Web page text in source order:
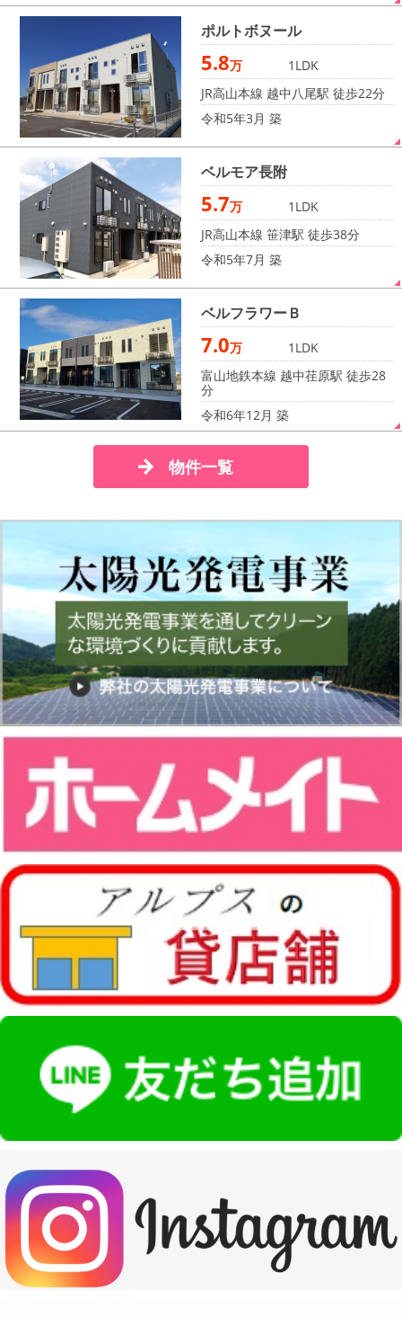
ポルトボヌール
5.8万
1LDK
JR高山本線 越中八尾駅 徒歩22分
令和5年3月 築
ベルモア長附
5.7万
1LDK
JR高山本線 笹津駅 徒歩38分
令和5年7月 築
ベルフラワーＢ
7.0万
1LDK
富山地鉄本線 越中荏原駅 徒歩28
分
令和6年12月 築
物件一覧